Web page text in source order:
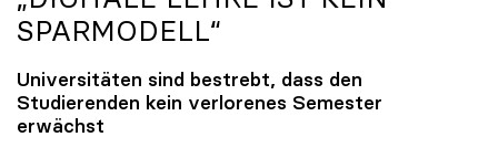
SPARMODELL“
Universitäten sind bestrebt, dass den
Studierenden kein verlorenes Semester
erwächst